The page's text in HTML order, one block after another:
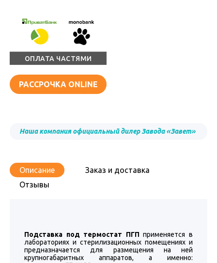
ОПЛАТА ЧАСТЯМИ
РАССРОЧКА ONLINE
Наша компания официальный дилер Завода «Завет»
Описание
Заказ и доставка
Отзывы
Подставка под термостат ПГП применяется в
лабораториях и стерилизационных помещениях и
предназначается для размещения на ней
крупногабаритных аппаратов, а именно: